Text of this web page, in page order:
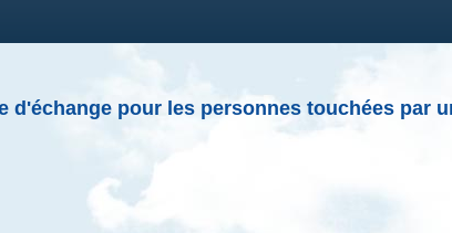
d'échange pour les personnes touchées par